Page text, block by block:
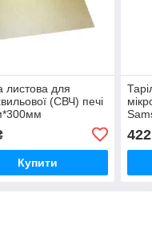
для
(СВЧ) печі
Купити
422